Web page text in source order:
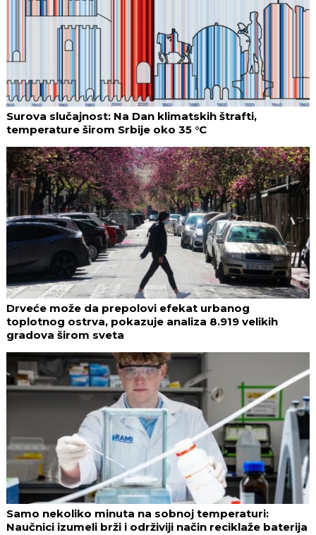
Surova slučajnost: Na Dan klimatskih štrafti,
temperature širom Srbije oko 35 °C
Drveće može da prepolovi efekat urbanog
toplotnog ostrva, pokazuje analiza 8.919 velikih
gradova širom sveta
Samo nekoliko minuta na sobnoj temperaturi:
Naučnici izumeli brži i održiviji način reciklaže baterija